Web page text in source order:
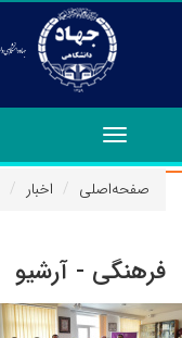
Toggle
navigation
صفحه‌اصلی
اخبار
فرهنگی - آرشیو